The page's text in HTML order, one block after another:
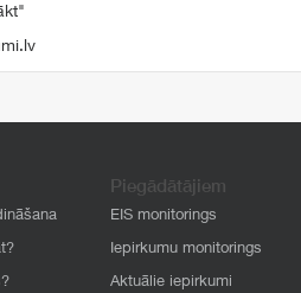
Piegādātājiem
EIS monitorings
Iepirkumu monitorings
Aktuālie iepirkumi